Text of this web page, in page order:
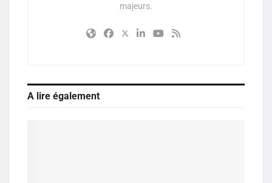
majeurs.
A lire également